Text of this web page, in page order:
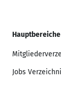
Hauptbereiche
Jobs